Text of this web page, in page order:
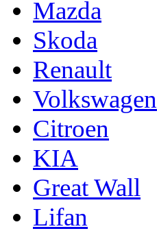
Mazda
Skoda
Renault
Volkswagen
Citroen
KIA
Great Wall
Lifan